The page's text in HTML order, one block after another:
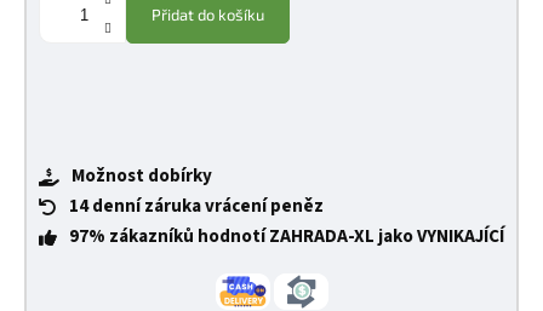
Přidat do košíku
Možnost dobírky
14 denní záruka vrácení peněz
97% zákazníků hodnotí ZAHRADA-XL jako VYNIKAJÍCÍ